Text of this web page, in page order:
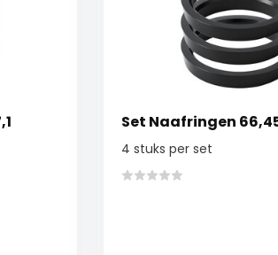
Set Naafringen
4 stuks per set